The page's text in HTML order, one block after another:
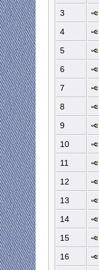
3
4
5
6
7
8
9
10
11
12
13
14
15
16